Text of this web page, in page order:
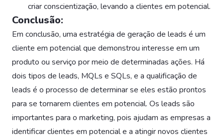
criar conscientização, levando a clientes em potencial.
Conclusão:
Em conclusão, uma estratégia de geração de leads é um
cliente em potencial que demonstrou interesse em um
produto ou serviço por meio de determinadas ações. Há
dois tipos de leads, MQLs e SQLs, e a qualificação de
leads é o processo de determinar se eles estão prontos
para se tornarem clientes em potencial. Os leads são
importantes para o marketing, pois ajudam as empresas a
identificar clientes em potencial e a atingir novos clientes